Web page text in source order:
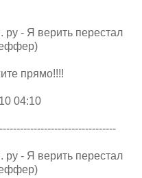
ру - Я верить перестал
прямо!!!!
04:10
ру - Я верить перестал